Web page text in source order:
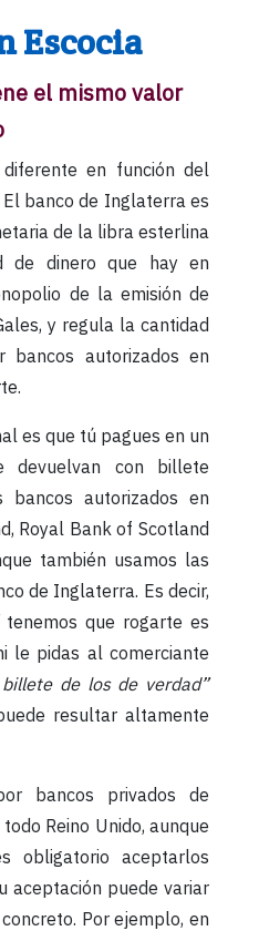
Escocia
el mismo valor
en función del
banco de Inglaterra es
de la libra esterlina
de dinero que hay en
de la emisión de
y regula la cantidad
autorizados en
es que tú pagues en un
devuelvan con billete
autorizados en
Royal Bank of Scotland
también usamos las
de Inglaterra. Es decir,
que rogarte es
le pidas al comerciante
de los de verdad”
resultar altamente
bancos privados de
Reino Unido, aunque
obligatorio aceptarlos
aceptación puede variar
Por ejemplo, en